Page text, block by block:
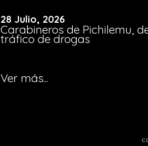
28 Julio, 2026
Carabineros de Pichilemu,
tráfico de drogas
Ver más...